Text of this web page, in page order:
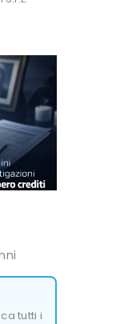
tutti i